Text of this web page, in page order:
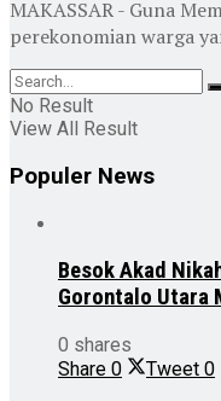
MAKASSAR - Guna
perekonomian warga
No Result
View All Result
Populer News
Besok Akad
Gorontalo Utara
0 shares
Share 0 Tweet 0